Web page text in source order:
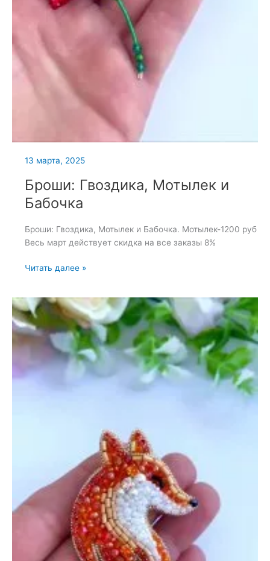
13 марта, 2025
Броши: Гвоздика, Мотылек и
Бабочка
Броши: Гвоздика, Мотылек и Бабочка. Мотылек-1200 руб
Весь март действует скидка на все заказы 8%
Броши:
и
Бабочка
Читать далее »